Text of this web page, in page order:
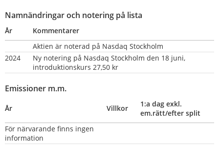
Namnändringar och notering på lista
År
Kommentarer
Aktien är noterad på Nasdaq Stockholm
2024
Ny notering på Nasdaq Stockholm den 18 juni,
introduktionskurs 27,50 kr
Emissioner m.m.
År Villkor
1:a dag exkl.
em.rätt/efter split
För närvarande finns ingen
information